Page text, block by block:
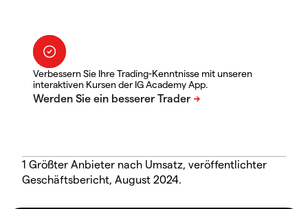
Verbessern Sie Ihre Trading-Kenntnisse mit unseren
interaktiven Kursen der IG Academy App.
1 Größter Anbieter nach Umsatz, veröffentlichter
Geschäftsbericht, August 2024.